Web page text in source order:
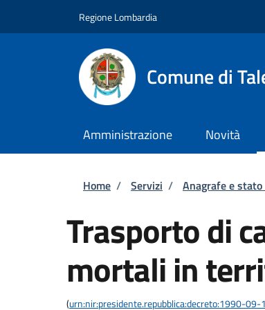
Regione Lombardia
Comune di
Amministrazione Novità
Briciole di pane
Home / Servizi / Anagrafe e
Trasporto di
mortali in
(urn:nir:presidente.repubblica:decreto:1990-